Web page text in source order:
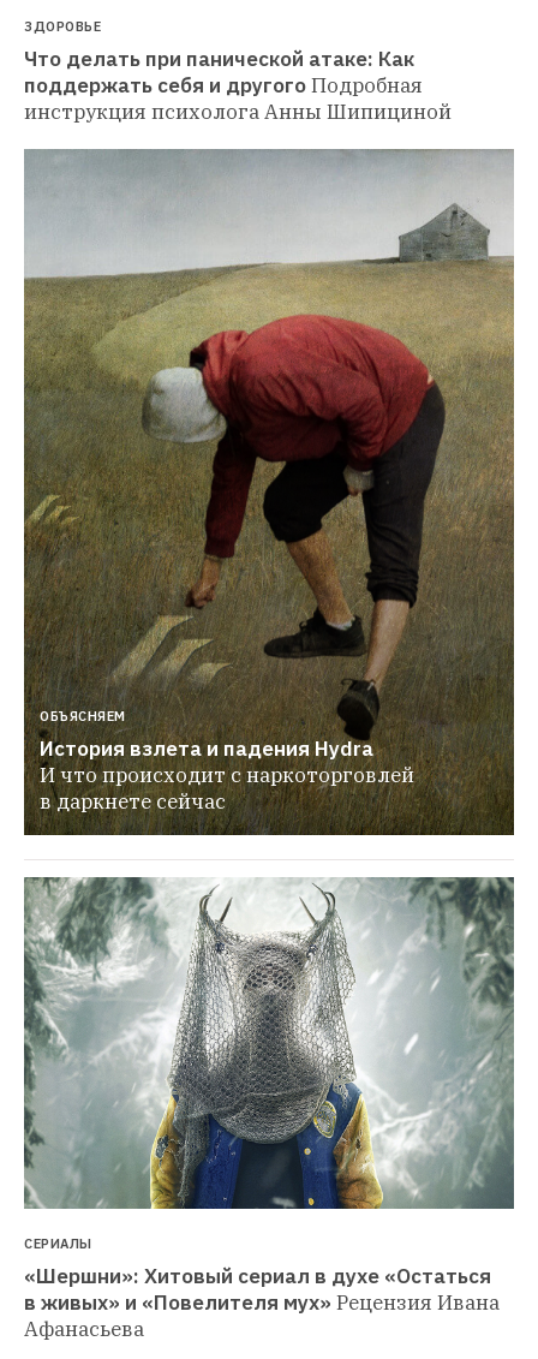
ЗДОРОВЬЕ
Что делать при панической атаке: Как
поддержать себя и другогоПодробная
инструкция психолога Анны Шипициной
ОБЪЯСНЯЕМ
История взлета и падения Hydra
И что происходит с наркоторговлей
в даркнете сейчас
СЕРИАЛЫ
«Шершни»: Хитовый сериал в духе «Остаться
в живых» и «Повелителя мух» Рецензия Ивана
Афанасьева